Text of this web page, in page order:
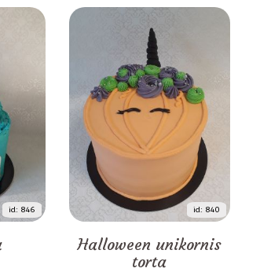
id: 846 id: 840
Halloween unikornis
torta